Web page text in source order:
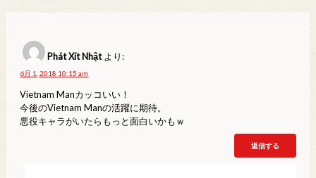
Phát Xít Nhật より:
6月 1, 2018 10:15 am
Vietnam Manカッコいい！
今後のVietnam Manの活躍に期待。
悪役キャラがいたらもっと面白いかもｗ
返信する